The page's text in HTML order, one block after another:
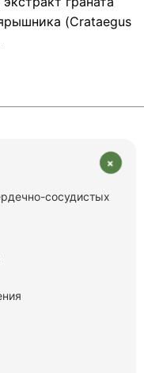
(Crataegus
+
сосудистых